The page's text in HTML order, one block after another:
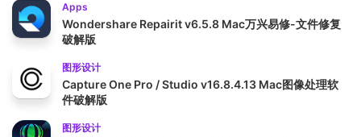
Apps
Wondershare Repairit v6.5.8 Mac万兴易修-文件修复
破解版
图形设计
Capture One Pro / Studio v16.8.4.13 Mac图像处理软
件破解版
图形设计